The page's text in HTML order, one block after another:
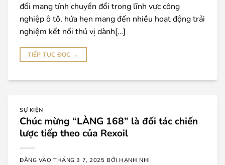
đổi mang tính chuyển đổi trong lĩnh vực công
nghiệp ô tô, hứa hẹn mang đến nhiều hoạt động trải
nghiệm kết nối thú vị dành[…]
TIẾP TỤC ĐỌC →
SỰ KIỆN
Chúc mừng “LÀNG 168” là đối tác chiến
lược tiếp theo của Rexoil
ĐĂNG VÀOTHÁNG 3 7, 2025 BỞI HẠNH NHI